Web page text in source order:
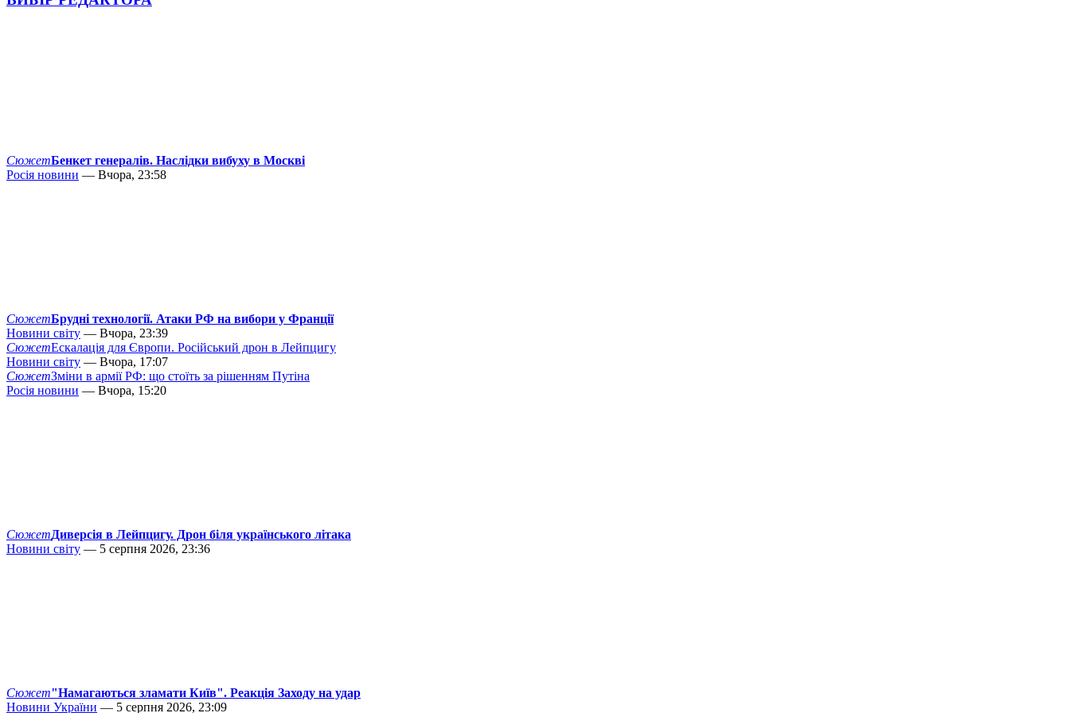
СюжетБенкет генералів. Наслідки вибуху в Москві
Росія новини — Вчора, 23:58
СюжетБрудні технології. Атаки РФ на вибори у Франції
Новини світу — Вчора, 23:39
СюжетЕскалація для Європи. Російський дрон в Лейпцигу
Новини світу — Вчора, 17:07
СюжетЗміни в армії РФ: що стоїть за рішенням Путіна
Росія новини — Вчора, 15:20
СюжетДиверсія в Лейпцигу. Дрон біля українського літака
Новини світу — 5 серпня 2026, 23:36
Сюжет"Намагаються зламати Київ". Реакція Заходу на удар
Новини України — 5 серпня 2026, 23:09